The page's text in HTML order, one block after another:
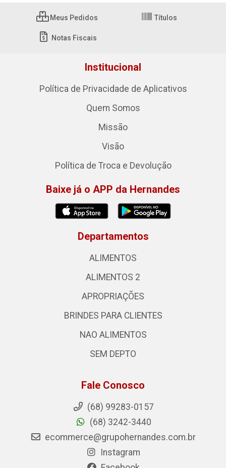
Meus Pedidos Títulos
Notas Fiscais
Institucional
Política de Privacidade de Aplicativos
Quem Somos
Missão
Visão
Política de Troca e Devolução
Baixe já o APP da Hernandes
Departamentos
ALIMENTOS
ALIMENTOS 2
APROPRIAÇÕES
BRINDES PARA CLIENTES
NAO ALIMENTOS
SEM DEPTO
Fale Conosco
(68) 99283-0157
(68) 3242-3440
ecommerce@grupohernandes.com.br
Instagram